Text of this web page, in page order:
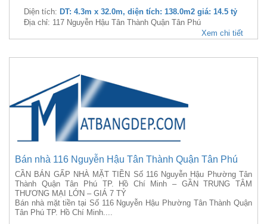
Diện tích: DT: 4.3m x 32.0m, diện tích: 138.0m2 giá: 14.5 tỷ
Địa chỉ: 117 Nguyễn Hậu Tân Thành Quận Tân Phú
Xem chi tiết
Bán nhà 116 Nguyễn Hậu Tân Thành Quận Tân Phú
CẦN BÁN GẤP NHÀ MẶT TIỀN Số 116 Nguyễn Hậu Phường Tân
Thành Quận Tân Phú TP. Hồ Chí Minh – GẦN TRUNG TÂM
THƯƠNG MẠI LỚN – GIÁ 7 TỶ
Bán nhà mặt tiền tại Số 116 Nguyễn Hậu Phường Tân Thành Quận
Tân Phú TP. Hồ Chí Minh....